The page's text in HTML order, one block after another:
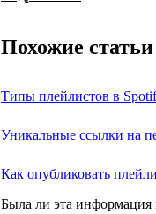
Похожие статьи
Типы плейлистов в
Уникальные ссылки на
Как опубликовать
Была ли эта информация